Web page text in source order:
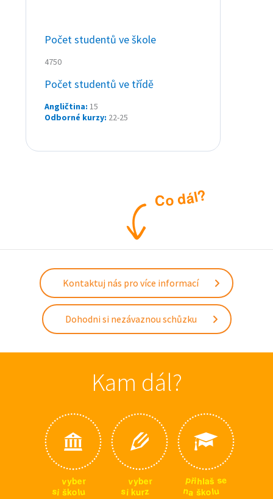
Počet studentů ve škole
4750
Počet studentů ve třídě
Angličtina: 15
Odborné kurzy: 22-25
Co dál?
Kontaktuj nás pro více informací
Dohodni si nezávaznou schůzku
Kam dál?
vyber
si školu
vyber
si kurz
přihlaš se
na školu